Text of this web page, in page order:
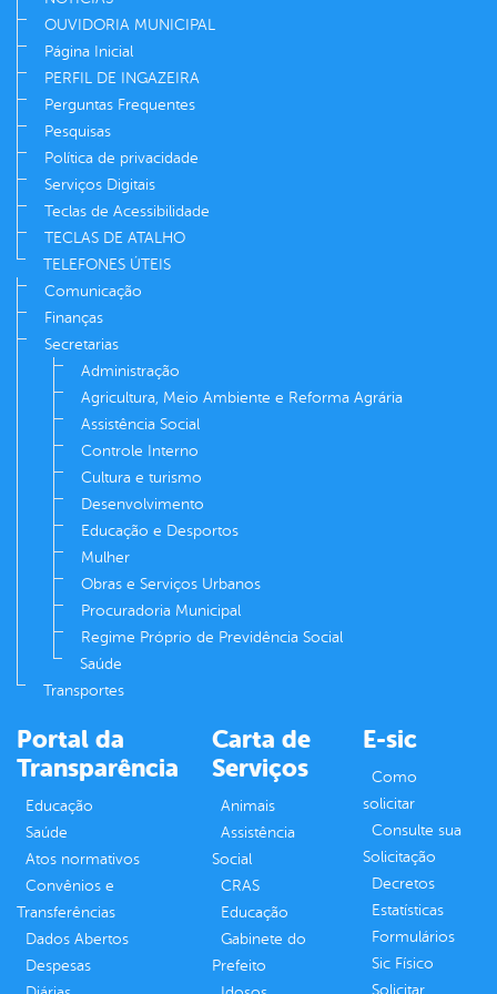
OUVIDORIA MUNICIPAL
Página Inicial
PERFIL DE INGAZEIRA
Perguntas Frequentes
Pesquisas
Política de privacidade
Serviços Digitais
Teclas de Acessibilidade
TECLAS DE ATALHO
TELEFONES ÚTEIS
Comunicação
Finanças
Secretarias
Administração
Agricultura, Meio Ambiente e Reforma Agrária
Assistência Social
Controle Interno
Cultura e turismo
Desenvolvimento
Educação e Desportos
Mulher
Obras e Serviços Urbanos
Procuradoria Municipal
Regime Próprio de Previdência Social
Saúde
Transportes
Portal da
Transparência
Educação
Saúde
Atos normativos
Convênios e
Transferências
Dados Abertos
Despesas
Carta de
Serviços
Animais
Assistência
Social
CRAS
Educação
Gabinete do
Prefeito
E-sic
Como
solicitar
Consulte sua
Solicitação
Decretos
Estatísticas
Formulários
Sic Físico
Solicitar